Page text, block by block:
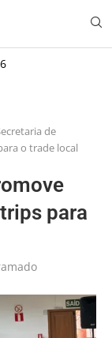
de
o trade local
para